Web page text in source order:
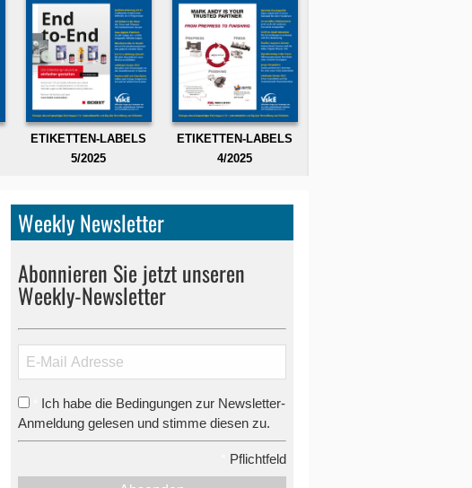
ETIKETTEN-LABELS
5/2025
ETIKETTEN-LABELS
4/2025
Weekly Newsletter
Abonnieren Sie jetzt unseren
Weekly-Newsletter
Ich habe die Bedingungen zur Newsletter-
Anmeldung gelesen und stimme diesen zu.
Pflichtfeld